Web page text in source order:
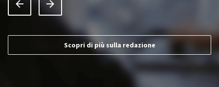
Scopri di più sulla redazione